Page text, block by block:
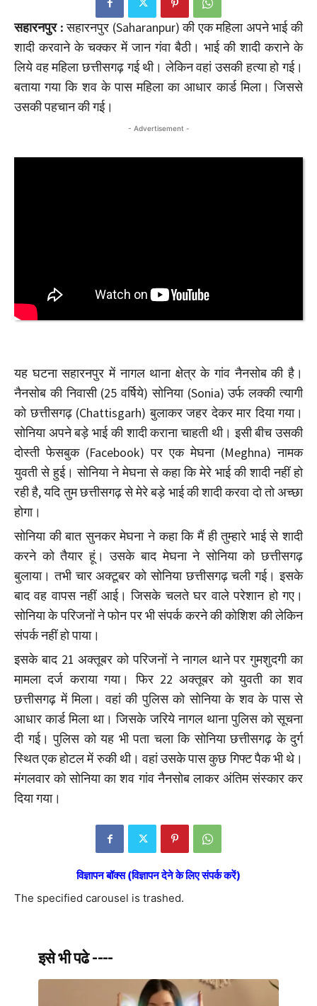
सहारनपुर :सहारनपुर (Saharanpur) की एक महिला अपने भाई की
शादी करवाने के चक्कर में जान गंवा बैठी। भाई की शादी कराने के
लिये वह महिला छत्तीसगढ़ गई थी। लेकिन वहां उसकी हत्या हो गई।
बताया गया कि शव के पास महिला का आधार कार्ड मिला। जिससे
उसकी पहचान की गई।
- Advertisement -
यह घटना सहारनपुर में नागल थाना क्षेत्र के गांव नैनसोब की है।
नैनसोब की निवासी (25 वर्षिये) सोनिया (Sonia) उर्फ लक्की त्यागी
को छत्तीसगढ़ (Chattisgarh) बुलाकर जहर देकर मार दिया गया।
सोनिया अपने बड़े भाई की शादी कराना चाहती थी। इसी बीच उसकी
दोस्ती फेसबुक (Facebook) पर एक मेघना (Meghna) नामक
युवती से हुई। सोनिया ने मेघना से कहा कि मेरे भाई की शादी नहीं हो
रही है, यदि तुम छत्तीसगढ़ से मेरे बड़े भाई की शादी करवा दो तो अच्छा
होगा।
सोनिया की बात सुनकर मेघना ने कहा कि मैं ही तुम्हारे भाई से शादी
करने को तैयार हूं। उसके बाद मेघना ने सोनिया को छत्तीसगढ़
बुलाया। तभी चार अक्टूबर को सोनिया छत्तीसगढ़ चली गई। इसके
बाद वह वापस नहीं आई। जिसके चलते घर वाले परेशान हो गए।
सोनिया के परिजनों ने फोन पर भी संपर्क करने की कोशिश की लेकिन
संपर्क नहीं हो पाया।
इसके बाद 21 अक्तूबर को परिजनों ने नागल थाने पर गुमशुदगी का
मामला दर्ज कराया गया। फिर 22 अक्तूबर को युवती का शव
छत्तीसगढ़ में मिला। वहां की पुलिस को सोनिया के शव के पास से
आधार कार्ड मिला था। जिसके जरिये नागल थाना पुलिस को सूचना
दी गई। पुलिस को यह भी पता चला कि सोनिया छत्तीसगढ़ के दुर्ग
स्थित एक होटल में रुकी थी। वहां उसके पास कुछ गिफ्ट पैक भी थे।
मंगलवार को सोनिया का शव गांव नैनसोब लाकर अंतिम संस्कार कर
दिया गया।
विज्ञापन बॉक्स (विज्ञापन देने के लिए संपर्क करें)
The specified carousel is trashed.
इसे भी पढे ----